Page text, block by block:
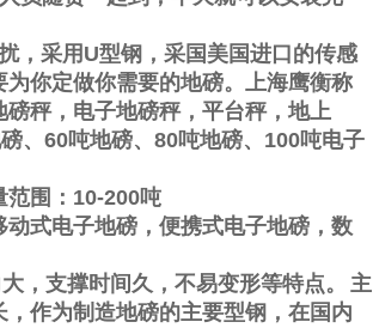
，采用U型钢，采国美国进口的传感
你定做你需要的地磅。上海鹰衡称
秤，电子地磅秤，平台秤，地上
、 60吨地磅、 80吨地磅、 100吨电子
围： 10-200吨
式电子地磅，便携式电子地磅，数
，支撑时间久，不易变形等特点。
主
作为制造地磅的主要型钢，在国内